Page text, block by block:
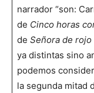
narrador “son:
de Cinco horas
de Señora de
ya distintas sino
podemos
la segunda mitad